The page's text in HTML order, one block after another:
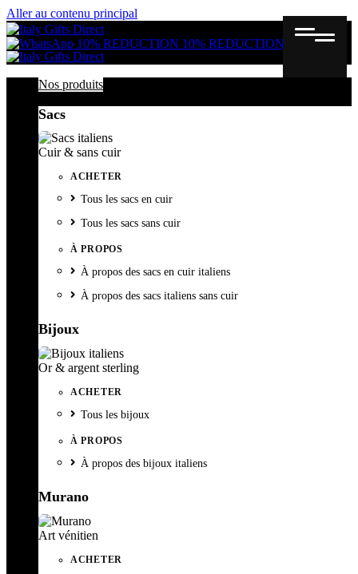
Aller au contenu principal
10% REDUCTION 10% REDUCTION
Nos produits
Sacs
Cuir & sans cuir
ACHETER
Tous les sacs en cuir
Tous les sacs sans cuir
À PROPOS
À propos des sacs en cuir italiens
À propos des sacs italiens sans cuir
Bijoux
Or & argent sterling
ACHETER
Tous les bijoux
À PROPOS
À propos des bijoux italiens
Murano
Art vénitien
ACHETER